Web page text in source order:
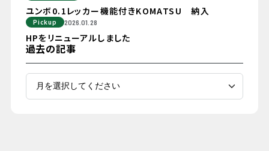
ユンボ0.1レッカー機能付きKOMATSU 納入
Pickup 2026.01.28
HPをリニューアルしました
過去の記事